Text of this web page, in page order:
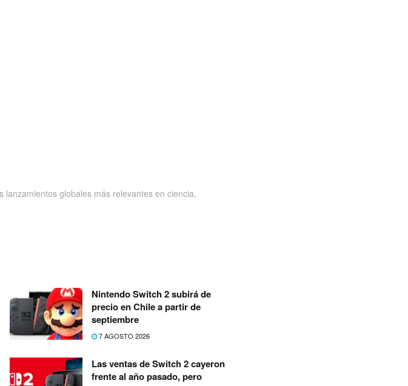
globales más relevantes en ciencia,
Nintendo Switch 2 subirá de
precio en Chile a partir de
septiembre
7 AGOSTO 2026
Las ventas de Switch 2 cayeron
frente al año pasado, pero